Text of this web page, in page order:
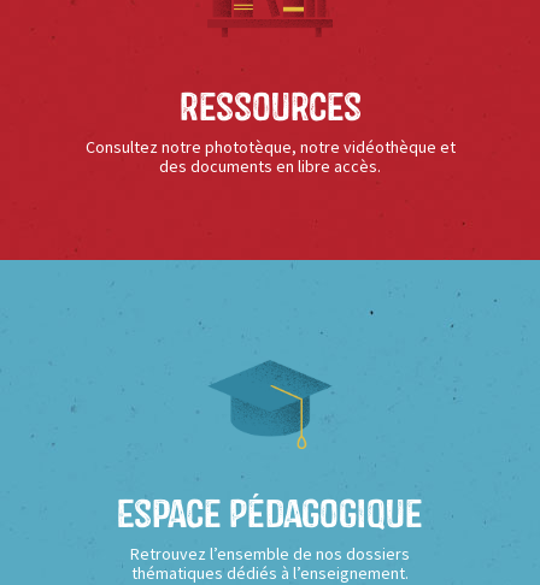
Ressources
Consultez notre phototèque, notre vidéothèque et
des documents en libre accès.
Espace Pédagogique
Retrouvez l’ensemble de nos dossiers
thématiques dédiés à l’enseignement.